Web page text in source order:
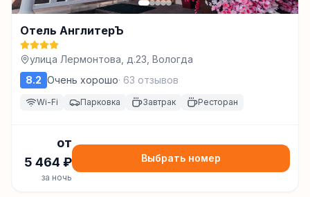
Отель АнглитерЪ
улица Лермонтова, д.23, Вологда
8.2 Очень хорошо· 63 отзывов
Wi-Fi Парковка Завтрак Ресторан
от
5 464 ₽
за ночь
Выбрать номер